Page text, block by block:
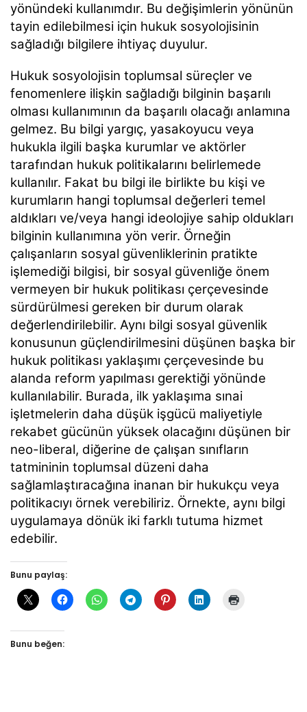
yönündeki kullanımdır. Bu değişimlerin yönünün
tayin edilebilmesi için hukuk sosyolojisinin
sağladığı bilgilere ihtiyaç duyulur.
Hukuk sosyolojisin toplumsal süreçler ve
fenomenlere ilişkin sağladığı bilginin başarılı
olması kullanımının da başarılı olacağı anlamına
gelmez. Bu bilgi yargıç, yasakoyucu veya
hukukla ilgili başka kurumlar ve aktörler
tarafından hukuk politikalarını belirlemede
kullanılır. Fakat bu bilgi ile birlikte bu kişi ve
kurumların hangi toplumsal değerleri temel
aldıkları ve/veya hangi ideolojiye sahip oldukları
bilginin kullanımına yön verir. Örneğin
çalışanların sosyal güvenliklerinin pratikte
işlemediği bilgisi, bir sosyal güvenliğe önem
vermeyen bir hukuk politikası çerçevesinde
sürdürülmesi gereken bir durum olarak
değerlendirilebilir. Aynı bilgi sosyal güvenlik
konusunun güçlendirilmesini düşünen başka bir
hukuk politikası yaklaşımı çerçevesinde bu
alanda reform yapılması gerektiği yönünde
kullanılabilir. Burada, ilk yaklaşıma sınai
işletmelerin daha düşük işgücü maliyetiyle
rekabet gücünün yüksek olacağını düşünen bir
neo-liberal, diğerine de çalışan sınıfların
tatmininin toplumsal düzeni daha
sağlamlaştıracağına inanan bir hukukçu veya
politikacıyı örnek verebiliriz. Örnekte, aynı bilgi
uygulamaya dönük iki farklı tutuma hizmet
edebilir.
Bunu paylaş:
Bunu beğen: